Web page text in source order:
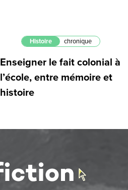
Histoire chronique
Enseigner le fait colonial à
l’école, entre mémoire et
histoire